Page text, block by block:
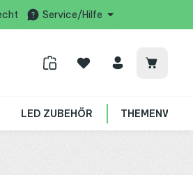
Service/Hilfe
LED ZUBEHÖR